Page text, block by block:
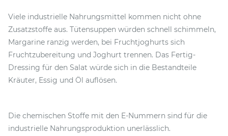
Viele industrielle Nahrungsmittel kommen nicht ohne
Zusatzstoffe aus. Tütensuppen würden schnell schimmeln,
Margarine ranzig werden, bei Fruchtjoghurts sich
Fruchtzubereitung und Joghurt trennen. Das Fertig-
Dressing für den Salat würde sich in die Bestandteile
Kräuter, Essig und Öl auflösen.
Die chemischen Stoffe mit den E-Nummern sind für die
industrielle Nahrungsproduktion unerlässlich.